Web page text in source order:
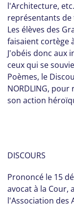
l'Architecture,
représentants de
Les élèves des
faisaient cortège
J'obéis donc aux
ceux qui se
Poèmes, le
NORDLING,
son action
DISCOURS
Prononcé le 15
avocat à la Cour,
l'Association des